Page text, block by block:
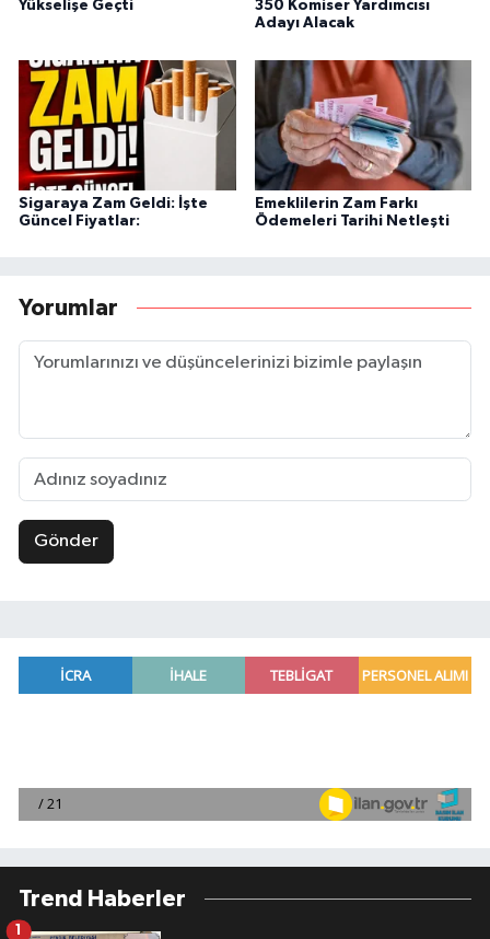
Yükselişe Geçti
350 Komiser Yardımcısı
Adayı Alacak
Sigaraya Zam Geldi: İşte
Güncel Fiyatlar:
Emeklilerin Zam Farkı
Ödemeleri Tarihi Netleşti
Yorumlar
Gönder
Trend Haberler
1